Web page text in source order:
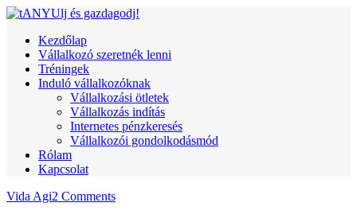
Kezdőlap
Vállalkozó szeretnék lenni
Tréningek
Induló vállalkozóknak
Vállalkozási ötletek
Vállalkozás indítás
Internetes pénzkeresés
Vállalkozói gondolkodásmód
Rólam
Kapcsolat
Vida Agi2 Comments